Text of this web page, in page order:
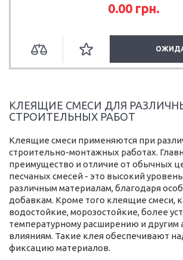
0.00 грн.
КЛЕЯЩИЕ СМЕСИ ДЛЯ
СТРОИТЕЛЬНЫХ РАБОТ
Клеящие смеси применяются при
строительно-монтажных работах.
преимущество и отличие от обычных
песчаных смесей - это высокий
различным материалам, благодаря
добавкам. Кроме того клеящие смеси,
водостойкие, морозостойкие, более
температурному расширению и
влияниям. Такие клея обеспечивают
фиксацию материалов.